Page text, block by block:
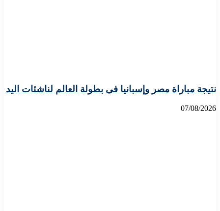
نتيجة مباراة مصر وإسبانيا فى بطولة العالم لناشئات اليد
07/08/2026